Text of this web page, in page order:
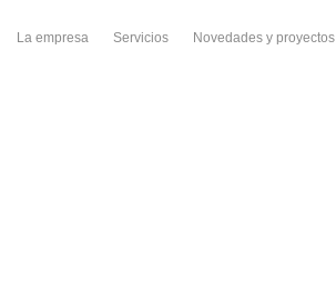
La empresa Servicios Novedades y proyectos